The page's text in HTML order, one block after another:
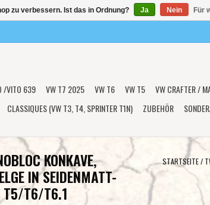
/VITO 639 VW T7 2025 VW T6 VW T5 VW CRAFTER /
CLASSIQUES (VW T3, T4, SPRINTER T1N) ZUBEHÖR
KONKAVE,
IN SEIDENMATT-
T5/T6/T6.1
STARTSEITE/
zu verbessern. Ist das in Ordnung? Ja Nein Für